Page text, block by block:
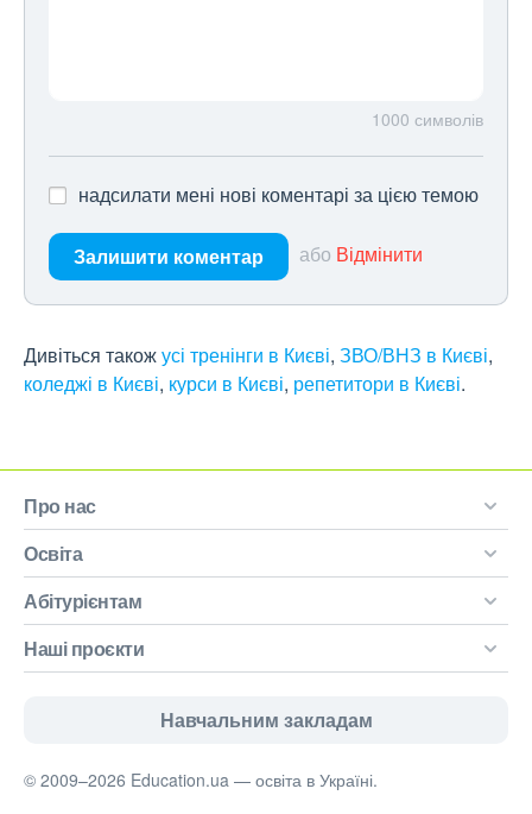
1000 символів
надсилати мені нові коментарі за цією темою
Залишити коментар або Відмінити
Дивіться такожусі тренінги в Києві, ЗВО/ВНЗ в Києві,
коледжі в Києві, курси в Києві, репетитори в Києві.
Про нас
Освіта
Абітурієнтам
Наші проєкти
Навчальним закладам
© 2009–2026 Education.ua — освіта в Україні.